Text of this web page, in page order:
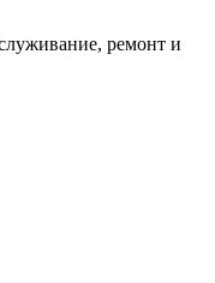
ремонт и